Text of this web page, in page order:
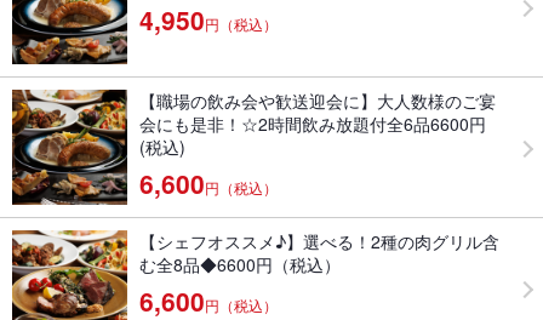
4,950円（税込）
【職場の飲み会や歓送迎会に】大人数様のご宴
会にも是非！☆2時間飲み放題付全6品6600円
(税込)
6,600円（税込）
【シェフオススメ♪】選べる！2種の肉グリル含
む全8品◆6600円（税込）
6,600円（税込）